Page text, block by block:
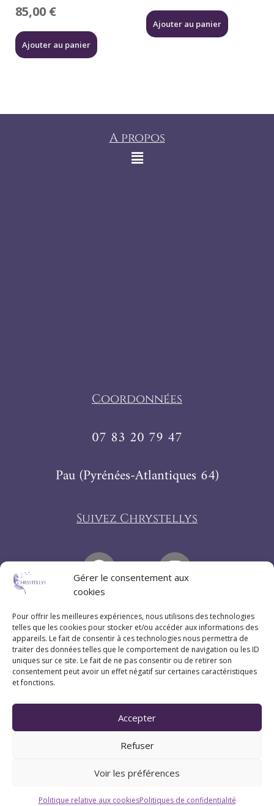
Gérer le consentement aux
cookies
Pour offrir les meilleures expériences, nous utilisons des technologies
telles que les cookies pour stocker et/ou accéder aux informations des
appareils. Le fait de consentir à ces technologies nous permettra de
traiter des données telles que le comportement de navigation ou les ID
uniques sur ce site. Le fait de ne pas consentir ou de retirer son
consentement peut avoir un effet négatif sur certaines caractéristiques
et fonctions.
Accepter
Refuser
Voir les préférences
Politique relative aux cookiesPolitiques de confidentialité
85,00 €
Ajouter au panier
Ajouter au panier
A propos
Coordonnées
07 83 20 79 47
Pau (Pyrénées-Atlantiques 64)
Suivez Chrystellys